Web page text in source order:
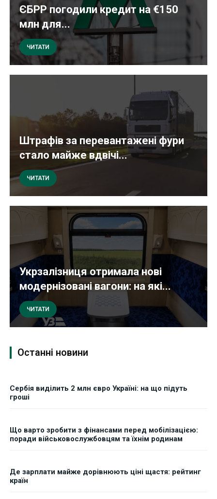
ЄБРР погодили кредит на €150
млн для...
ЧИТАТИ
Штрафів за перевантажені фури
стало майже вдвічі...
ЧИТАТИ
Укрзалізниця отримала нові
модернізовані вагони: на які...
ЧИТАТИ
Останні новини
Сербія виділить 2 млн євро Україні: на що підуть
гроші
Що варто зробити з фінансами перед мобілізацією:
поради військовослужбовцям та їхнім родинам
Де зарплати майже дорівнюють ціні щастя: рейтинг
країн